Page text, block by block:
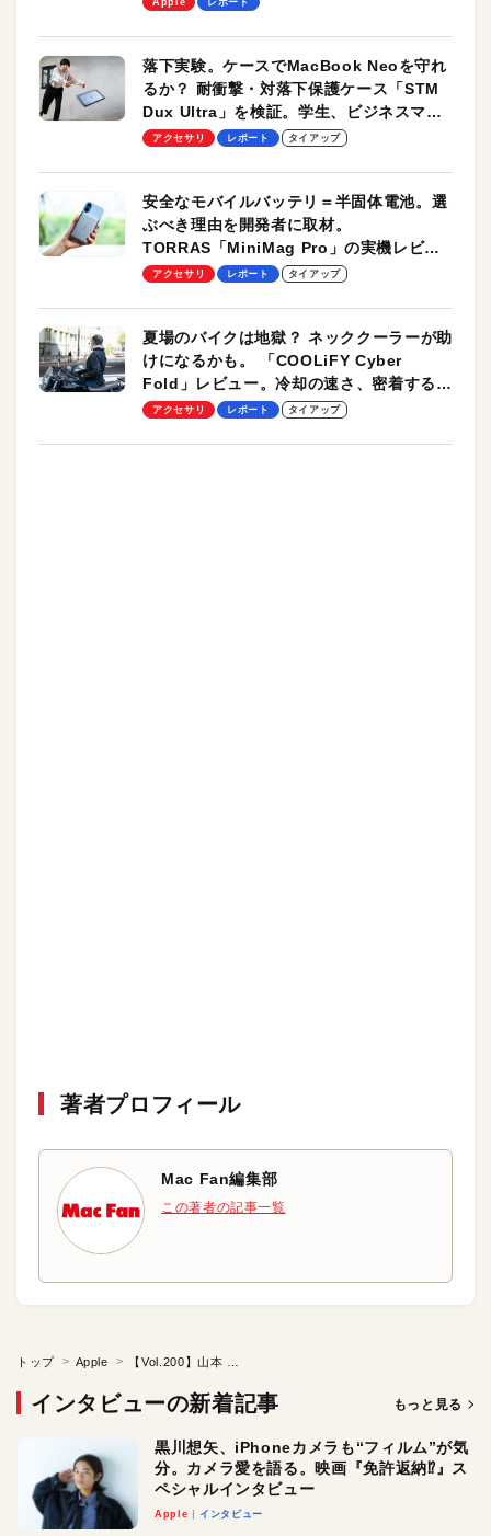
落下実験。ケースでMacBook Neoを守れ
るか？ 耐衝撃・対落下保護ケース「STM
Dux Ultra」を検証。学生、ビジネスマン
のモバイルユースに最適！
アクセサリ レポート タイアップ
安全なモバイルバッテリ＝半固体電池。選
ぶべき理由を開発者に取材。
TORRAS「MiniMag Pro」の実機レビュ
ーも
アクセサリ レポート タイアップ
夏場のバイクは地獄？ ネッククーラーが助
けになるかも。 「COOLiFY Cyber
Fold」レビュー。冷却の速さ、密着する冷
却プレート、シンプルな操作性がグッド！
アクセサリ レポート タイアップ
著者プロフィール
Mac Fan編集部
この著者の記事一覧
トップ Apple
インタビューの新着記事 もっと見る
黒川想矢、iPhoneカメラも“フィルム”が気
分。カメラ愛を語る。映画『免許返納⁉︎』ス
ペシャルインタビュー
Apple インタビュー